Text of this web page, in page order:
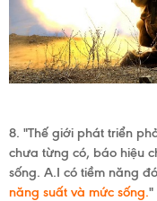
8. "Thế giới phát triển
chưa từng có, báo hiệu
sống. A.I có tiềm năng
năng suất và mức sống."